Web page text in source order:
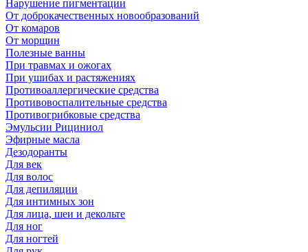
Нарушение пигментации
От доброкачественных новообразований
От комаров
От морщин
Полезные ванны
При травмах и ожогах
При ушибах и растяжениях
Противоаллергические средства
Противовоспалительные средства
Противогрибковые средства
Эмульсии Рициниол
Эфирные масла
Дезодоранты
Для век
Для волос
Для депиляции
Для интимных зон
Для лица, шеи и декольте
Для ног
Для ногтей